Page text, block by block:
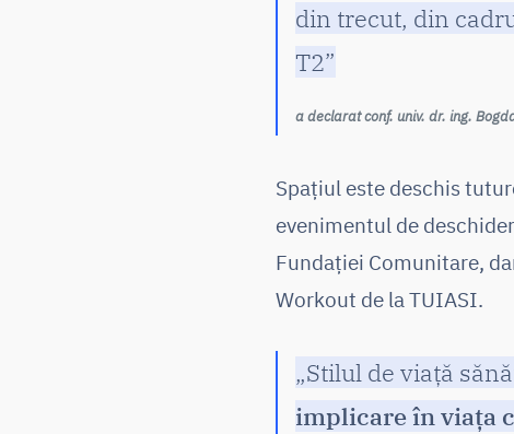
din trecut, din
T2”
a declarat conf. univ. dr. ing.
Spațiul este deschis
evenimentul de
Fundației Comunitare,
Workout de la TUIASI.
„Stilul de viață
implicare în viața